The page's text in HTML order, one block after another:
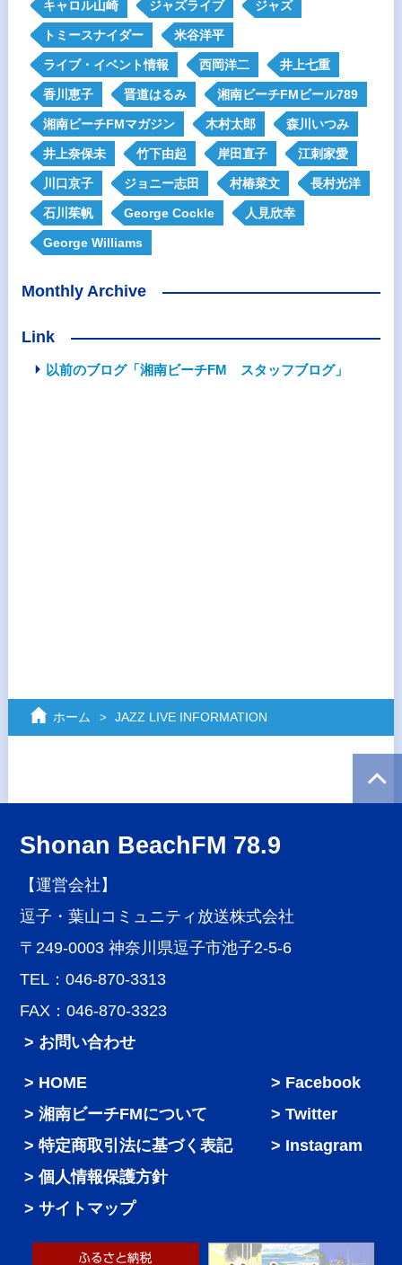
キャロル山崎 ジャズライブ ジャズ
トミースナイダー 米谷洋平
ライブ・イベント情報 西岡洋二 井上七重
香川恵子 晋道はるみ 湘南ビーチFMビール789
湘南ビーチFMマガジン 木村太郎 森川いつみ
井上奈保未 竹下由起 岸田直子 江刺家愛
川口京子 ジョニー志田 村椿菜文 長村光洋
石川茱帆 George Cockle 人見欣幸
George Williams
Monthly Archive
Link
以前のブログ「湘南ビーチFM スタッフブログ」
ホーム JAZZ LIVE INFORMATION
Shonan BeachFM 78.9
【運営会社】
逗子・葉山コミュニティ放送株式会社
〒249-0003 神奈川県逗子市池子2-5-6
TEL：046-870-3313
FAX：046-870-3323
> お問い合わせ
HOME
湘南ビーチFMについて
特定商取引法に基づく表記
個人情報保護方針
サイトマップ
Facebook
Twitter
Instagram